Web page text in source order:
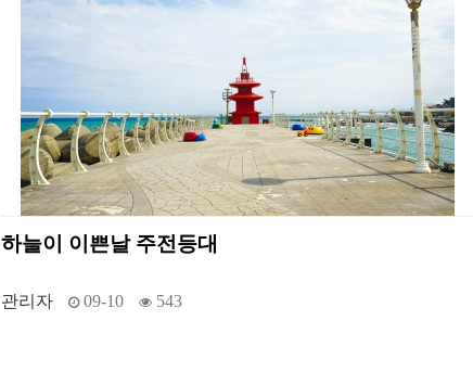
하늘이 이쁜날 주전등대
관리자 09-10 543